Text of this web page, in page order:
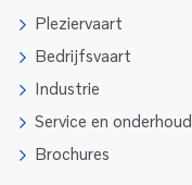
Pleziervaart
Bedrijfsvaart
Industrie
Service en onderhoud
Brochures